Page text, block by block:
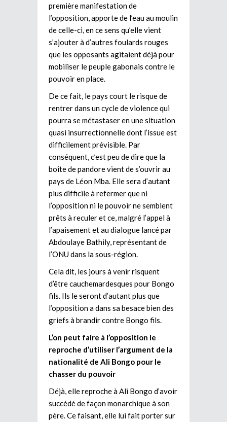
première manifestation de
l’opposition, apporte de l’eau au moulin
de celle-ci, en ce sens qu’elle vient
s’ajouter à d’autres foulards rouges
que les opposants agitaient déjà pour
mobiliser le peuple gabonais contre le
pouvoir en place.
De ce fait, le pays court le risque de
rentrer dans un cycle de violence qui
pourra se métastaser en une situation
quasi insurrectionnelle dont l’issue est
difficilement prévisible. Par
conséquent, c’est peu de dire que la
boîte de pandore vient de s’ouvrir au
pays de Léon Mba. Elle sera d’autant
plus difficile à refermer que ni
l’opposition ni le pouvoir ne semblent
prêts à reculer et ce, malgré l’appel à
l’apaisement et au dialogue lancé par
Abdoulaye Bathily, représentant de
l’ONU dans la sous-région.
Cela dit, les jours à venir risquent
d’être cauchemardesques pour Bongo
fils. Ils le seront d’autant plus que
l’opposition a dans sa besace bien des
griefs à brandir contre Bongo fils.
L’on peut faire à l’opposition le
reproche d’utiliser l’argument de la
nationalité de Ali Bongo pour le
chasser du pouvoir
Déjà, elle reproche à Ali Bongo d’avoir
succédé de façon monarchique à son
père. Ce faisant, elle lui fait porter sur